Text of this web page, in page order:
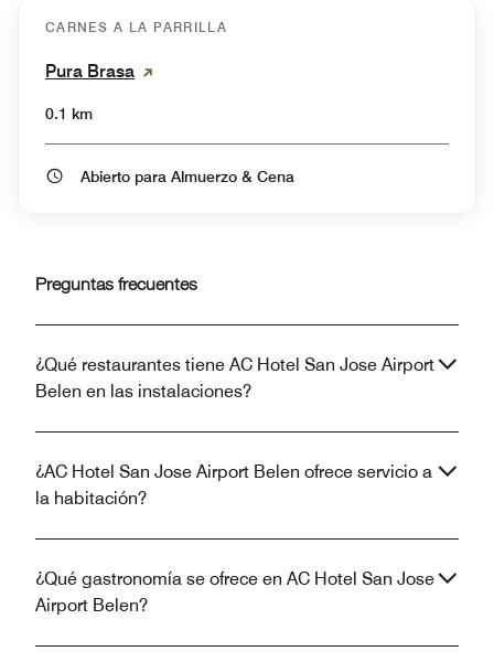
CARNES A LA PARRILLA
Pura Brasa
0.1 km
Abierto para Almuerzo & Cena
Preguntas frecuentes
¿Qué restaurantes tiene AC Hotel San Jose Airport
Belen en las instalaciones?
¿AC Hotel San Jose Airport Belen ofrece servicio a
la habitación?
¿Qué gastronomía se ofrece en AC Hotel San Jose
Airport Belen?